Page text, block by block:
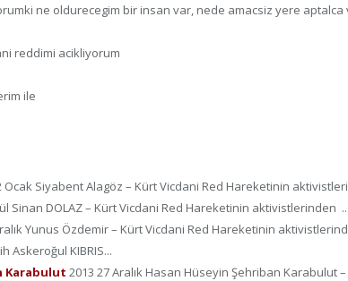
ne oldurecegim bir insan var, nede amacsiz yere aptalca
reddimi acikliyorum
ile
Ocak Siyabent Alagöz – Kürt Vicdani Red Hareketinin
Sinan DOLAZ – Kürt Vicdani Red Hareketinin aktivistlerinden ...
Yunus Özdemir – Kürt Vicdani Red Hareketinin
Askeroğul KIBRIS...
Karabulut 2013 27 Aralık Hasan Hüseyin Şehriban Karabulut